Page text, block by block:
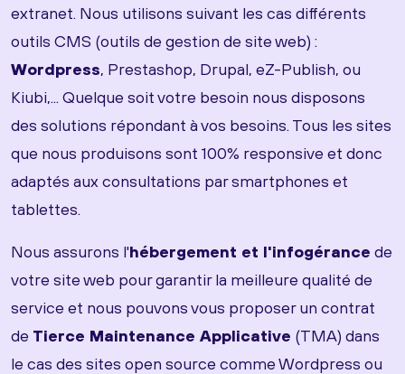
extranet. Nous utilisons suivant les cas différents
outils CMS (outils de gestion de site web) :
Wordpress, Prestashop, Drupal, eZ-Publish, ou
Kiubi,... Quelque soit votre besoin nous disposons
des solutions répondant à vos besoins. Tous les sites
que nous produisons sont 100% responsive et donc
adaptés aux consultations par smartphones et
tablettes.
Nous assurons l'hébergement et l'infogérance de
votre site web pour garantir la meilleure qualité de
service et nous pouvons vous proposer un contrat
de Tierce Maintenance Applicative (TMA) dans
le cas des sites open source comme Wordpress ou